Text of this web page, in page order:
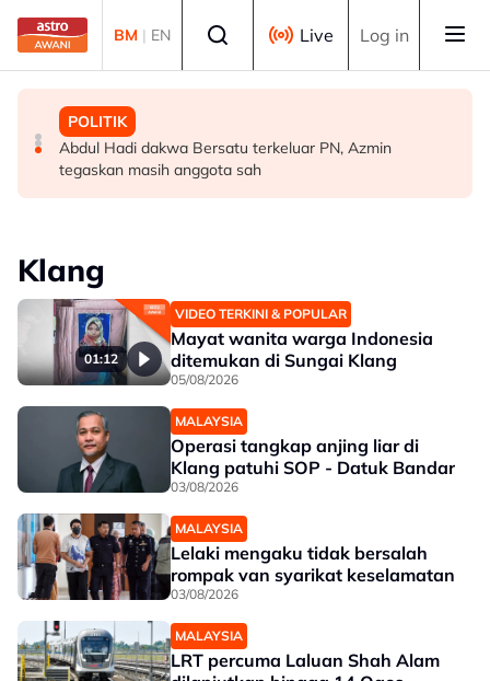
Skip to main content
BM | EN Live Log in
MALAYSIA
[TERKINI] RCI Tabung Haji: LHDN serbu tiga premis
milik bekas kepimpinan tertinggi TH
BISNES
Selangor umum RS-2, sasar nilai ekonomi RM600 bilion
menjelang 2030 - Amirudin
POLITIK
Abdul Hadi dakwa Bersatu terkeluar PN, Azmin
tegaskan masih anggota sah
Klang
01:12
VIDEO TERKINI & POPULAR
Mayat wanita warga Indonesia
ditemukan di Sungai Klang
05/08/2026
MALAYSIA
Operasi tangkap anjing liar di
Klang patuhi SOP - Datuk Bandar
03/08/2026
MALAYSIA
Lelaki mengaku tidak bersalah
rompak van syarikat keselamatan
03/08/2026
MALAYSIA
LRT percuma Laluan Shah Alam